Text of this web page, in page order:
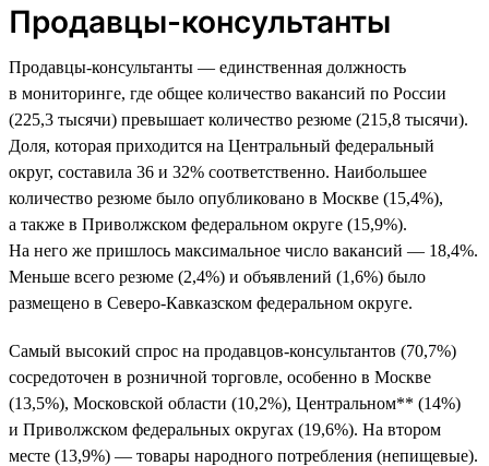
Продавцы-консультанты
Продавцы-консультанты — единственная должность
в мониторинге, где общее количество вакансий по России
(225,3 тысячи) превышает количество резюме (215,8 тысячи).
Доля, которая приходится на Центральный федеральный
округ, составила 36 и 32% соответственно. Наибольшее
количество резюме было опубликовано в Москве (15,4%),
а также в Приволжском федеральном округе (15,9%).
На него же пришлось максимальное число вакансий — 18,4%.
Меньше всего резюме (2,4%) и объявлений (1,6%) было
размещено в Северо-Кавказском федеральном округе.
Самый высокий спрос на продавцов-консультантов (70,7%)
сосредоточен в розничной торговле, особенно в Москве
(13,5%), Московской области (10,2%), Центральном** (14%)
и Приволжском федеральных округах (19,6%). На втором
месте (13,9%) — товары народного потребления (непищевые).